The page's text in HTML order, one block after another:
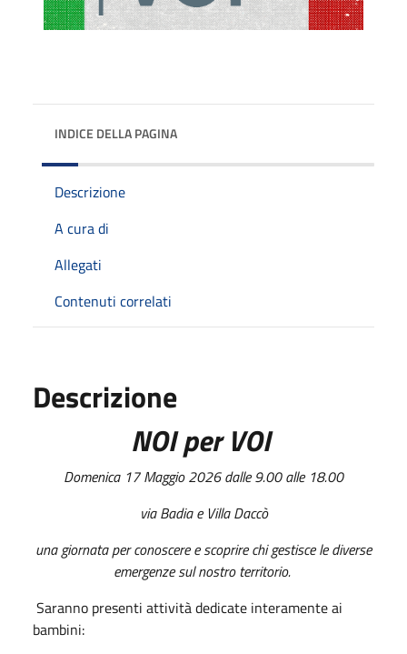
INDICE DELLA PAGINA
Descrizione
A cura di
Allegati
Contenuti correlati
Descrizione
NOI per VOI
Domenica 17 Maggio 2026 dalle 9.00 alle 18.00
via Badia e Villa Daccò
una giornata per conoscere e scoprire chi gestisce le diverse
emergenze sul nostro territorio.
Saranno presenti attività dedicate interamente ai
bambini: